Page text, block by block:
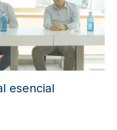
esencial